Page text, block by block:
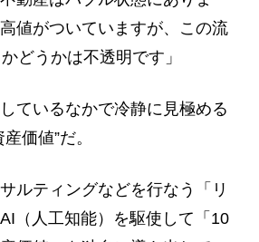
値がついていますが、この流
どうかは不透明です」
ているなかで冷静に見極める
価値”だ。
ルティングなどを行なう「リ
（人工知能）を駆使して「10